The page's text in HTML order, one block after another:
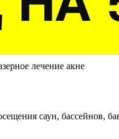
лечение акне
саун,